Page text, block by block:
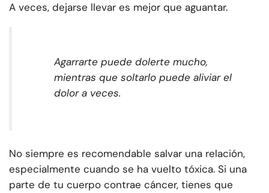
A veces, dejarse llevar es mejor que aguantar.
Agarrarte puede dolerte mucho,
mientras que soltarlo puede aliviar el
dolor a veces.
No siempre es recomendable salvar una relación,
especialmente cuando se ha vuelto tóxica. Si una
parte de tu cuerpo contrae cáncer, tienes que